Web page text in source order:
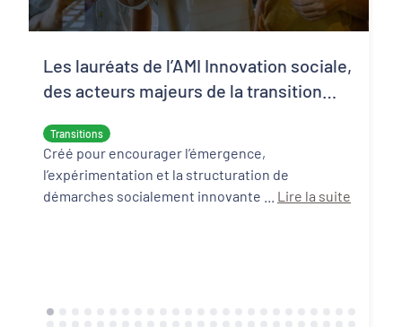
Transitions
Les lauréats de l’AMI Innovation sociale,
des acteurs majeurs de la transition
Créé pour encourager l’émergence,
l’expérimentation et la structuration de
Lire la suite